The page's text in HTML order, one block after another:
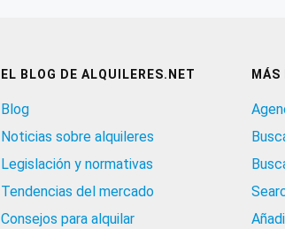
EL BLOG DE ALQUILERES.NET
Blog
Noticias sobre alquileres
Legislación y normativas
Tendencias del mercado
Consejos para alquilar